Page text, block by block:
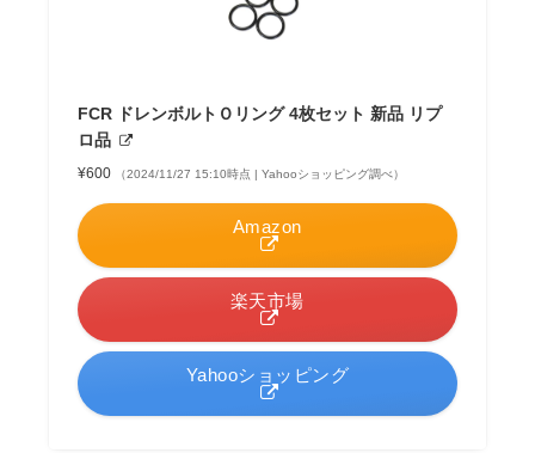
FCR ドレンボルトＯリング 4枚セット 新品 リプ
ロ品
¥600 （2024/11/27 15:10時点 | Yahooショッピング調べ）
Amazon
楽天市場
Yahooショッピング